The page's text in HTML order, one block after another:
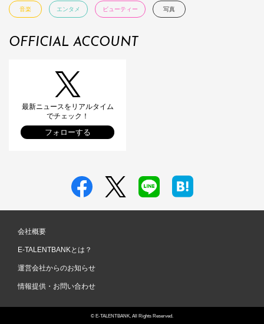
音楽 エンタメ ビューティー 写真
OFFICIAL ACCOUNT
最新ニュースをリアルタイム
でチェック！
フォローする
会社概要
E-TALENTBANKとは？
運営会社からのお知らせ
情報提供・お問い合わせ
© E-TALENTBANK, All Rights Reserved.